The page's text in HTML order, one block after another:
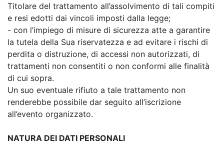
Titolare del trattamento all’assolvimento di tali compiti
e resi edotti dai vincoli imposti dalla legge;
- con l’impiego di misure di sicurezza atte a garantire
la tutela della Sua riservatezza e ad evitare i rischi di
perdita o distruzione, di accessi non autorizzati, di
trattamenti non consentiti o non conformi alle finalità
di cui sopra.
Un suo eventuale rifiuto a tale trattamento non
renderebbe possibile dar seguito all’iscrizione
all’evento organizzato.
NATURA DEI DATI PERSONALI